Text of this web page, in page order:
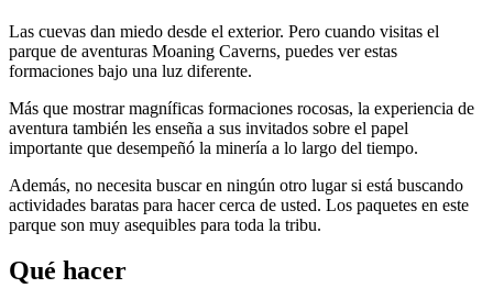
Las cuevas dan miedo desde el exterior. Pero cuando visitas el
parque de aventuras Moaning Caverns, puedes ver estas
formaciones bajo una luz diferente.
Más que mostrar magníficas formaciones rocosas, la experiencia de
aventura también les enseña a sus invitados sobre el papel
importante que desempeñó la minería a lo largo del tiempo.
Además, no necesita buscar en ningún otro lugar si está buscando
actividades baratas para hacer cerca de usted. Los paquetes en este
parque son muy asequibles para toda la tribu.
Qué hacer